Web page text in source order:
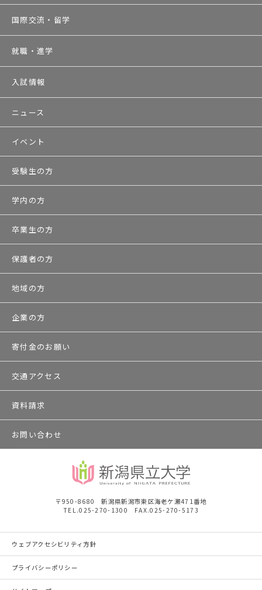
国際交流・留学
就職・進学
入試情報
ニュース
イベント
受験生の方
学内の方
卒業生の方
保護者の方
地域の方
企業の方
寄付金のお願い
交通アクセス
資料請求
お問い合わせ
〒950-8680 新潟県新潟市東区海老ケ瀬471番地
TEL.025-270-1300 FAX.025-270-5173
ウェブアクセシビリティ方針
プライバシーポリシー